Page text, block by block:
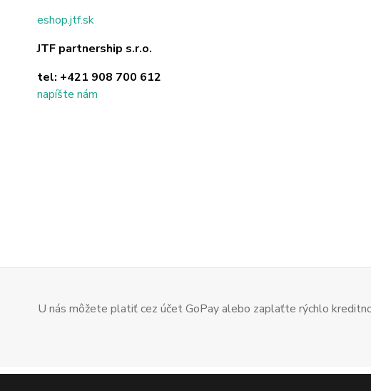
eshop.jtf.sk
JTF partnership s.r.o.
tel: +421 908 700 612
napíšte nám
U nás môžete platiť cez účet GoPay alebo zaplaťte rýchlo